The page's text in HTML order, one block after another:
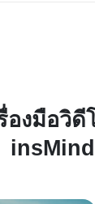
องมือวิดี